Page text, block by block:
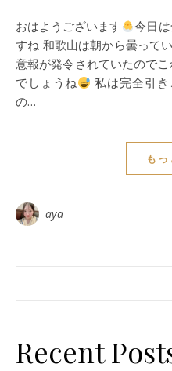
おはようございます
今日
すね 和歌山は朝から曇って
意報が発令されていたので
でしょうね
私は完全引
の…
も
aya
Recent